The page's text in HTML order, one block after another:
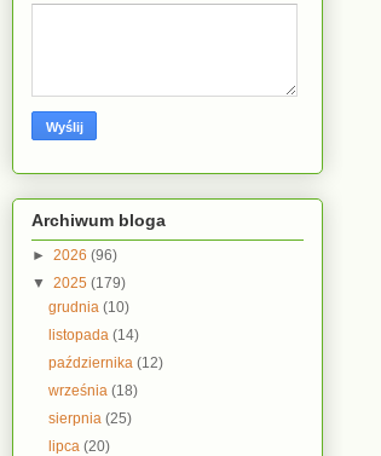
Archiwum bloga
► 2026 (96)
▼ 2025 (179)
grudnia(10)
listopada(14)
października(12)
września(18)
sierpnia(25)
lipca(20)